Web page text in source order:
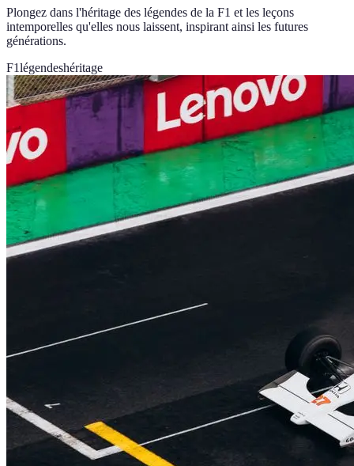
Plongez dans l'héritage des légendes de la F1 et les leçons
intemporelles qu'elles nous laissent, inspirant ainsi les futures
générations.
F1légendeshéritage